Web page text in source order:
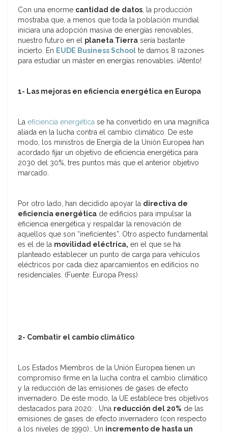
Con una enorme cantidad de datos , la producción
mostraba que, a menos que toda la población mundial
iniciara una adopción masiva de energías renovables,
nuestro futuro en el planeta Tierra sería bastante
incierto. En EUDE Business School te damos 8 razones
para estudiar un máster en energías renovables. ¡Atento!
1- Las mejoras en eficiencia energética en Europa
La eficiencia energética se ha convertido en una magnífica
aliada en la lucha contra el cambio climático. De este
modo, los ministros de Energía de la Unión Europea han
acordado fijar un objetivo de eficiencia energética para
2030 del 30%, tres puntos más que el anterior objetivo
marcado.
Por otro lado, han decidido apoyar la directiva de
eficiencia energética de edificios para impulsar la
eficiencia energética y respaldar la renovación de
aquellos que son “ineficientes”. Otro aspecto fundamental
es el de la movilidad eléctrica, en el que se ha
planteado establecer un punto de carga para vehículos
eléctricos por cada diez aparcamientos en edificios no
residenciales. (Fuente: Europa Press)
2- Combatir el cambio climático
Los Estados Miembros de la Unión Europea tienen un
compromiso firme en la lucha contra el cambio climático
y la reducción de las emisiones de gases de efecto
invernadero. De este modo, la UE establece tres objetivos
destacados para 2020: . Una reducción del 20% de las
emisiones de gases de efecto invernadero (con respecto
a los niveles de 1990).. Un incremento de hasta un